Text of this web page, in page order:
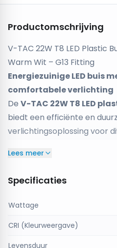
Productomschrijving
V-TAC 22W T8 LED Plastic
Warm Wit – G13 Fitting
Energiezuinige LED buis
comfortabele verlichting
De V-TAC 22W T8 LED
biedt een efficiënte en
verlichtingsoplossing voor
deze LED buis een
Met een lichtopbrengst van
buis heldere en
lamp is uitgerust met een
waardoor hij eenvoudig te
Lees meer
Specificaties
Wattage
CRI (Kleurweergave)
Levensduur